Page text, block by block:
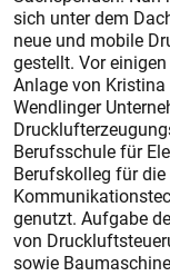
sich unter dem
neue und mobile
gestellt. Vor
Anlage von
Wendlinger
Berufsschule für
Berufskolleg für
genutzt. Aufgabe
von
sowie